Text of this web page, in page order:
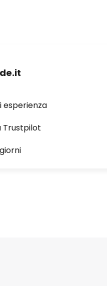
esperienza
Trustpilot